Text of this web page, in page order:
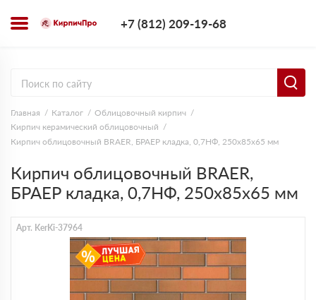
+7 (812) 209-19-68
Главная Каталог
Облицовочный кирпич
Кирпич керамический облицовочный
Кирпич облицовочный BRAER, БРАЕР кладка, 0,7НФ, 250х85х65 мм
Кирпич облицовочный BRAER,
БРАЕР кладка, 0,7НФ, 250х85х65 мм
Арт. KerKi-37964